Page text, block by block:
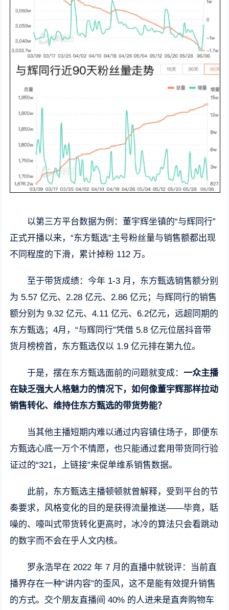
以第三方平台数据为例：董宇辉坐镇的“与辉同行”
正式开播以来，“东方甄选”主号粉丝量与销售额都出现
不同程度的下滑，累计掉粉 112 万。
至于带货成绩：今年 1-3 月，东方甄选销售额分别
为 5.57 亿元、2.28 亿元、2.86 亿元；与辉同行的销售
额分别为 9.32 亿元、4.11 亿元、6.2亿元，远超同期的
东方甄选；4月，“与辉同行”凭借 5.8 亿元位居抖音带
货月榜榜首，东方甄选仅以 1.9 亿元排在第九位。
于是，摆在东方甄选面前的问题就变成：一众主播
在缺乏强大人格魅力的情况下，如何像董宇辉那样拉动
销售转化、维持住东方甄选的带货势能？
当其他主播短期内难以通过内容镇住场子，即便东
方甄选心底一万个不情愿，也只能通过套用带货同行验
证过的“321，上链接”来促单维系销售数据。
此前，东方甄选主播顿顿就曾解释，受到平台的节
奏要求，风格变化的目的是获得流量推送——毕竟，聒
噪的、嚎叫式带货转化更高时，冰冷的算法只会看跳动
的数字而不会在乎人文内核。
罗永浩早在 2022 年 7 月的直播中就锐评：当前直
播界存在一种“讲内容”的歪风，这不是能有效提升销售
的方式。交个朋友直播间 40% 的人进来是直奔购物车